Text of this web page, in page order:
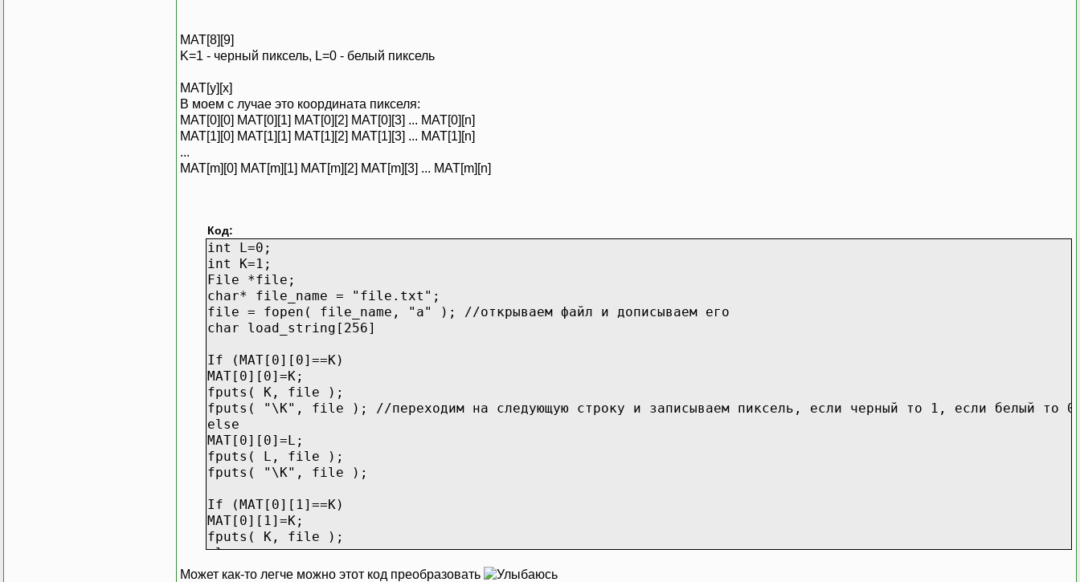
MAT[8][9]
K=1 - черный пиксель, L=0 - белый пиксель
MAT[y][x]
В моем с лучае это координата пикселя:
MAT[0][0] MAT[0][1] MAT[0][2] MAT[0][3] ... MAT[0][n]
MAT[1][0] MAT[1][1] MAT[1][2] MAT[1][3] ... MAT[1][n]
...
MAT[m][0] MAT[m][1] MAT[m][2] MAT[m][3] ... MAT[m][n]
Код:
int L=0;
int K=1;
File *file;
char* file_name = "file.txt";
file = fopen( file_name, "a" ); //открываем файл и дописываем его
char load_string[256]
If (MAT[0][0]==K)
MAT[0][0]=K;
fputs( K, file );
fputs( "\K", file ); //переходим на следующую строку и записываем пиксель, если черный то 1, если белый то 0
else
MAT[0][0]=L;
fputs( L, file );
fputs( "\K", file );
If (MAT[0][1]==K)
MAT[0][1]=K;
fputs( K, file );
else
MAT[0][1]=L;
Может как-то легче можно этот код преобразовать